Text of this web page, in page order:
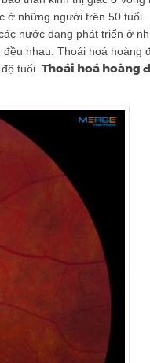
ở những người trên 50 tuổi.
nước đang phát triển ở
nhau. Thoái hoá hoàng
tuổi. Thoái hoá hoàng